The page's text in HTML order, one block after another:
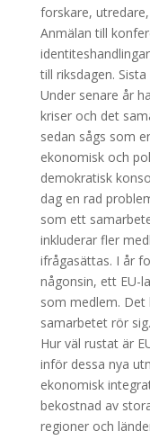
forskare,
Anmälan till
till riksdagen.
Under senare år
kriser och det
sedan sågs som
ekonomisk och
demokratisk
dag en rad
som ett
inkluderar fler
ifrågasättas. I år
någonsin, ett EU-
som medlem. Det
samarbetet rör sig.
Hur väl rustat är
inför dessa nya
ekonomisk
bekostnad av
regioner och